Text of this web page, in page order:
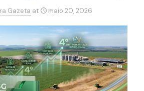
Gazeta at maio 20, 2026